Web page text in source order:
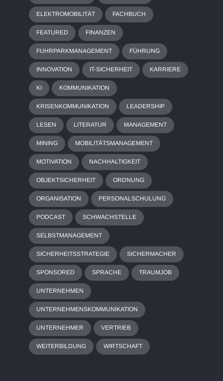
ELEKTROMOBILITÄT FACHBUCH
FEATURED FINANZEN
FUHRPARKMANAGEMENT FÜHRUNG
INNOVATION IT-SICHERHEIT KARRIERE
KI KOMMUNIKATION
KRISENKOMMUNIKATION LEADERSHIP
LESEN LITERATUR MANAGEMENT
MINING MOBILITÄTSMANAGEMENT
MOTIVATION NACHHALTIGKEIT
OBJEKTSICHERHEIT ORDNUNG
ORGANISATION PERSONALSCHULUNG
PODCAST SCHWACHSTELLE
SELBSTMANAGEMENT
SICHERHEITSSTRATEGIE SICHERMACHER
SPONSORED SPRACHE TRAUMJOB
UNTERNEHMEN
UNTERNEHMENSKOMMUNIKATION
UNTERNEHMER VERTRIEB
WEITERBILDUNG WIRTSCHAFT